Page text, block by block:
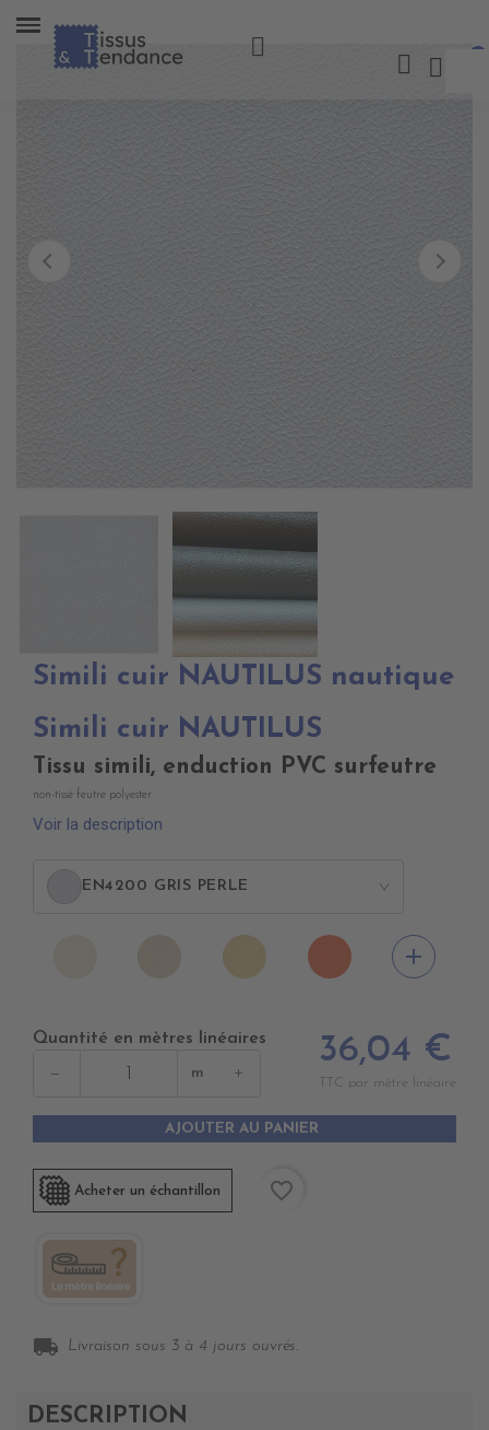
Simili cuir NAUTILUS nautique
Simili cuir NAUTILUS
Tissu simili, enduction PVC surfeutre
non-tissé feutre polyester
Voir la description
EN4200 GRIS PERLE >
EN4020
EN4040
SIENNE
EN4060
ORANGEadd
Quantité en mètres linéaires
− m +
36,04 €
TTC par mètre linéaire
AJOUTER AU PANIER
Acheter un échantillon favorite_border
local_shipping Livraison sous 3 à 4 jours ouvrés.
DESCRIPTION